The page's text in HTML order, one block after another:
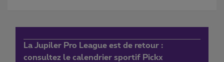
La Jupiler Pro League est de retour :
consultez le calendrier sportif Pickx